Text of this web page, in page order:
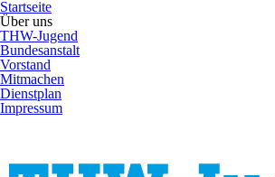
Startseite
Über uns
THW-Jugend
Bundesanstalt
Vorstand
Mitmachen
Dienstplan
Impressum